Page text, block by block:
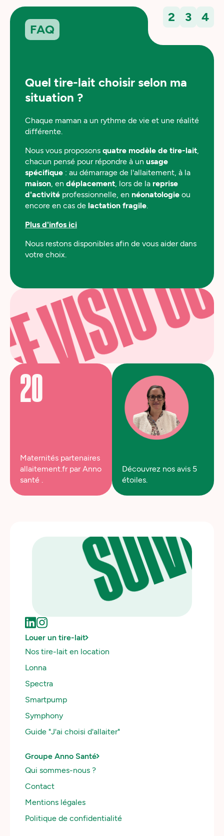
FAQ
2 3 4
Quel tire-lait choisir selon ma
situation ?
Chaque maman a un rythme de vie et une réalité
différente.
Nous vous proposons quatre modèle de tire-lait,
chacun pensé pour répondre à un usage
spécifique : au démarrage de l'allaitement, à la
maison, en déplacement, lors de la reprise
d'activité professionnelle, en néonatologie ou
encore en cas de lactation fragile.
Plus d'infos ici
Nous restons disponibles afin de vous aider dans
votre choix.
20
Maternités partenaires
allaitement.fr par Anno
santé .
Découvrez nos avis 5
étoiles.
Louer un tire-lait
Nos tire-lait en location
Lonna
Spectra
Smartpump
Symphony
Guide "J'ai choisi d'allaiter"
Groupe Anno Santé
Qui sommes-nous ?
Contact
Mentions légales
Politique de confidentialité